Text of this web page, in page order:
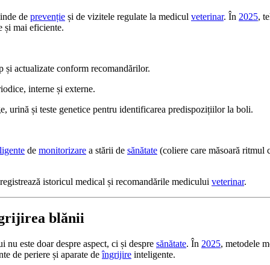
de prevenție și de vizitele regulate la medicul veterinar. În 2025,
și mai eficiente.
și actualizate conform recomandărilor.
interne și externe.
urină și teste genetice pentru identificarea predispozițiilor la boli.
de monitorizare a stării de sănătate (coliere care măsoară ritmul
istoricul medical și recomandările medicului veterinar.
blănii
este doar despre aspect, ci și despre sănătate. În 2025, metodele
de periere și aparate deîngrijire inteligente.